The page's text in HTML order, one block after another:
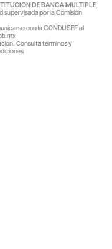
DE BANCA MULTIPLE,
supervisada por la Comisión
con la CONDUSEF al
Consulta términos y